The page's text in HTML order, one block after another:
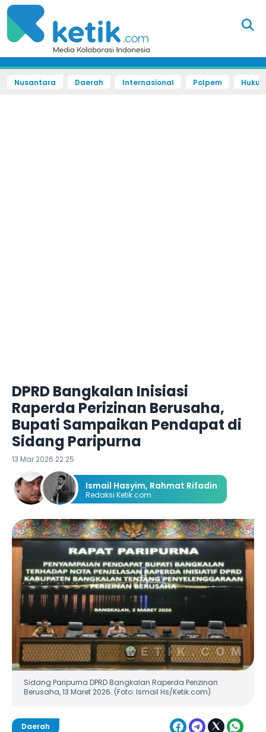
Nusantara Daerah Internasional Polpem
DPRD Bangkalan Inisiasi
Raperda Perizinan Berusaha,
Bupati Sampaikan Pendapat di
Sidang Paripurna
13 Mar 2026 22:25
Ismail Hasyim, Rahmat Rifadin
Redaksi Ketik.com
Sidang Paripurna DPRD Bangkalan Raperda Perizinan
Berusaha, 13 Maret 2026. (Foto: Ismail Hs/Ketik.com)
Daerah